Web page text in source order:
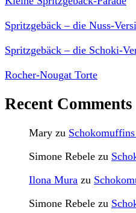
Spritzgebäck – die Nuss-
Spritzgebäck – die Schoki-
Rocher-Nougat Torte
Recent Comments
Mary zu
Simone Rebele zu
Ilona Mura zu
Simone Rebele zu